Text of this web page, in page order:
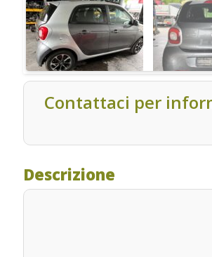
Contattaci per
Descrizione